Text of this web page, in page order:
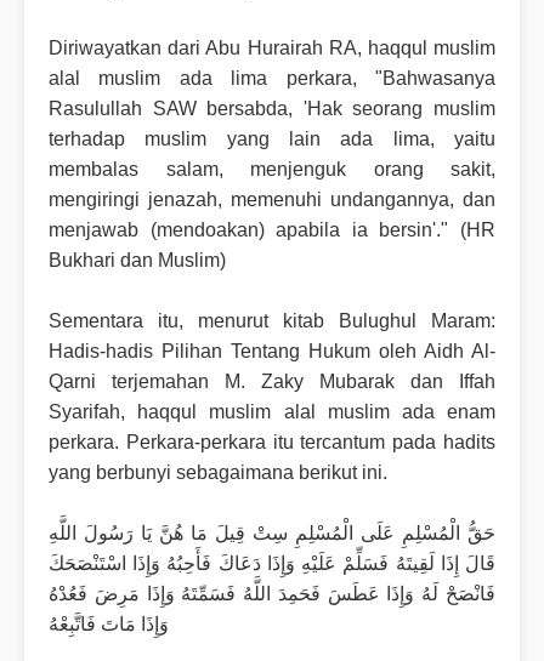
Diriwayatkan dari Abu Hurairah RA, haqqul muslim
alal muslim ada lima perkara, "Bahwasanya
Rasulullah SAW bersabda, 'Hak seorang muslim
terhadap muslim yang lain ada lima, yaitu
membalas salam, menjenguk orang sakit,
mengiringi jenazah, memenuhi undangannya, dan
menjawab (mendoakan) apabila ia bersin'." (HR
Bukhari dan Muslim)
Sementara itu, menurut kitab Bulughul Maram:
Hadis-hadis Pilihan Tentang Hukum oleh Aidh Al-
Qarni terjemahan M. Zaky Mubarak dan Iffah
Syarifah, haqqul muslim alal muslim ada enam
perkara. Perkara-perkara itu tercantum pada hadits
yang berbunyi sebagaimana berikut ini.
حَقُّ الْمُسْلِمِ عَلَى الْمُسْلِمِ سِتْ قِيلَ مَا هُنَّ يَا رَسُولَ اللَّهِ
قَالَ إِذَا لَقِيتَهُ فَسَلِّمْ عَلَيْهِ وَإِذَا دَعَاكَ فَأَحِبُهُ وَإِذَا اسْتَنْصَحَكَ
فَانْصَحْ لَهُ وَإِذَا عَطَسَ فَحَمِدَ اللَّهُ فَسَمِّتَهُ وَإِذَا مَرِضَ فَعُدْهُ
وَإِذَا مَاتَ فَاتَّبِعْهُ